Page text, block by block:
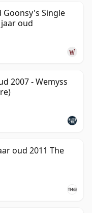
Single
oud
2007 - Wemyss
oud 2011 The